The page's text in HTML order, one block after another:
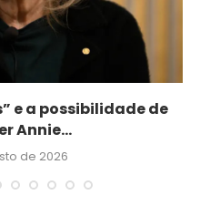
e a possibilidade de
Annie...
de 2026